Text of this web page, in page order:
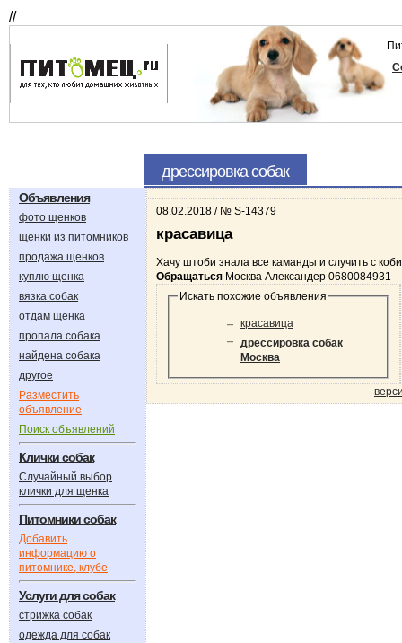
//
дрессировка собак
Объявления
фото щенков
щенки из питомников
продажа щенков
куплю щенка
вязка собак
отдам щенка
пропала собака
найдена собака
другое
Разместить
объявление
Поиск объявлений
Клички собак
Случайный выбор
клички для щенка
Питомники собак
Добавить
информацию о
питомнике, клубе
Услуги для собак
стрижка собак
одежда для собак
08.02.2018 / № S-14379
красавица
Хачу штоби знала все каманды и случить с
Обращаться Москва Александер 0680084931
Искать похожие объявления
красавица
дрессировка собак
Москва